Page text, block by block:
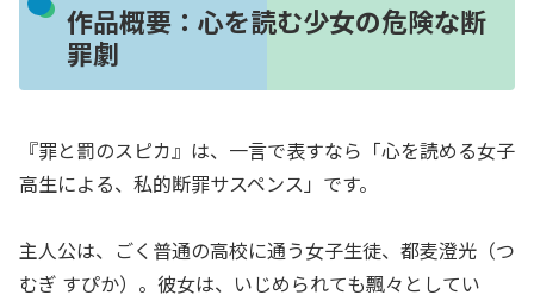
作品概要：心を読む少女の危険な断
罪劇
『罪と罰のスピカ』は、一言で表すなら「心を読める女子
高生による、私的断罪サスペンス」です。
主人公は、ごく普通の高校に通う女子生徒、都麦澄光（つ
むぎ すぴか）。彼女は、いじめられても飄々としてい